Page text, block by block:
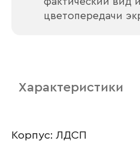
цветопередачи
Характеристики
Корпус: ЛДСП
Наименование